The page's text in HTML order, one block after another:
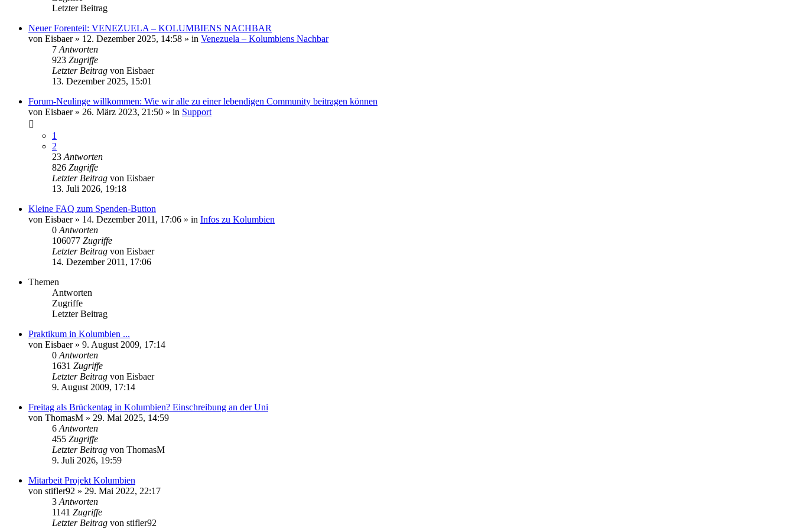
Letzter Beitrag
Neuer Forenteil: VENEZUELA – KOLUMBIENS NACHBAR
von Eisbaer» 12. Dezember 2025, 14:58 » in Venezuela – Kolumbiens Nachbar
7 Antworten
923 Zugriffe
Letzter Beitrag von Eisbaer
13. Dezember 2025, 15:01
Forum-Neulinge willkommen: Wie wir alle zu einer lebendigen Community beitragen können
von Eisbaer» 26. März 2023, 21:50 » in Support
1
2
23 Antworten
826 Zugriffe
Letzter Beitrag von Eisbaer
13. Juli 2026, 19:18
Kleine FAQ zum Spenden-Button
von Eisbaer» 14. Dezember 2011, 17:06 » in Infos zu Kolumbien
0 Antworten
106077 Zugriffe
Letzter Beitrag von Eisbaer
14. Dezember 2011, 17:06
Themen
Antworten
Zugriffe
Letzter Beitrag
Praktikum in Kolumbien ...
von Eisbaer» 9. August 2009, 17:14
0 Antworten
1631 Zugriffe
Letzter Beitrag von Eisbaer
9. August 2009, 17:14
Freitag als Brückentag in Kolumbien? Einschreibung an der Uni
von ThomasM » 29. Mai 2025, 14:59
6 Antworten
455 Zugriffe
Letzter Beitrag von ThomasM
9. Juli 2026, 19:59
Mitarbeit Projekt Kolumbien
von stifler92 » 29. Mai 2022, 22:17
3 Antworten
1141 Zugriffe
Letzter Beitrag von stifler92